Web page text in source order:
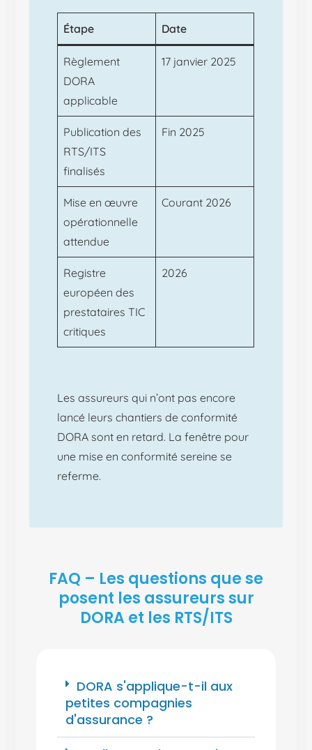
Étape Date
Règlement
DORA
applicable
17 janvier 2025
Publication des
RTS/ITS
finalisés
Fin 2025
Mise en œuvre
opérationnelle
attendue
Courant 2026
Registre
européen des
prestataires TIC
critiques
2026
Les assureurs qui n’ont pas encore
lancé leurs chantiers de conformité
DORA sont en retard. La fenêtre pour
une mise en conformité sereine se
referme.
FAQ – Les questions que se
posent les assureurs sur
DORA et les RTS/ITS
DORA s'applique-t-il aux
petites compagnies
d'assurance ?